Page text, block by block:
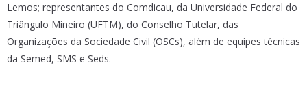
Lemos; representantes do Comdicau, da Universidade Federal do
Triângulo Mineiro (UFTM), do Conselho Tutelar, das
Organizações da Sociedade Civil (OSCs), além de equipes técnicas
da Semed, SMS e Seds.